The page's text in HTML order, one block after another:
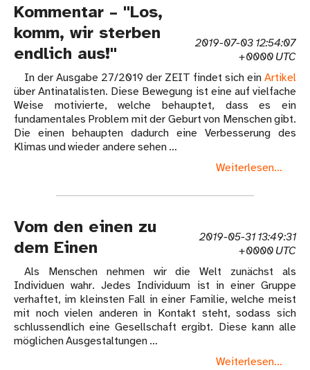
Kommentar – "Los,
komm, wir sterben
endlich aus!"
2019-07-03 12:54:07
+0000 UTC
In der Ausgabe 27/2019 der ZEIT findet sich ein Artikel
über Antinatalisten. Diese Bewegung ist eine auf vielfache
Weise motivierte, welche behauptet, dass es ein
fundamentales Problem mit der Geburt von Menschen gibt.
Die einen behaupten dadurch eine Verbesserung des
Klimas und wieder andere sehen …
Weiterlesen...
Vom den einen zu
dem Einen
2019-05-31 13:49:31
+0000 UTC
Als Menschen nehmen wir die Welt zunächst als
Individuen wahr. Jedes Individuum ist in einer Gruppe
verhaftet, im kleinsten Fall in einer Familie, welche meist
mit noch vielen anderen in Kontakt steht, sodass sich
schlussendlich eine Gesellschaft ergibt. Diese kann alle
möglichen Ausgestaltungen …
Weiterlesen...